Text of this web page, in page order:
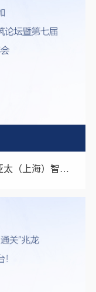
兆龙互连邀请您参加第二十二届亚太（上海）智能建筑论坛暨第七届青年智能建筑专家年会